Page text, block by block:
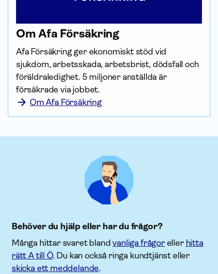
Om Afa För­säkring
Afa För­säkring ger ekonomiskt stöd vid
sjukdom, arbetsskada, arbetsbrist, dödsfall och
föräldraledighet. 5 miljoner anställda är
försäkrade via jobbet.
Om Afa Försäkring
Behöver du hjälp eller har du frågor?
Många hittar svaret blandvanliga frågoreller hitta
rätt A till Ö. Du kan också ringa kundtjänst eller
skicka ett meddelande.